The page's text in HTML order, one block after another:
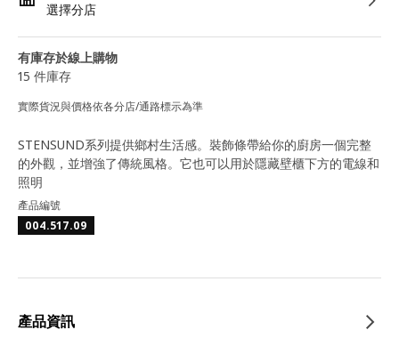
選擇分店
有庫存於線上購物
15 件庫存
實際貨況與價格依各分店/通路標示為準
STENSUND系列提供鄉村生活感。裝飾條帶給你的廚房一個完整
的外觀，並增強了傳統風格。它也可以用於隱藏壁櫃下方的電線和
照明
產品編號
004.517.09
產品資訊